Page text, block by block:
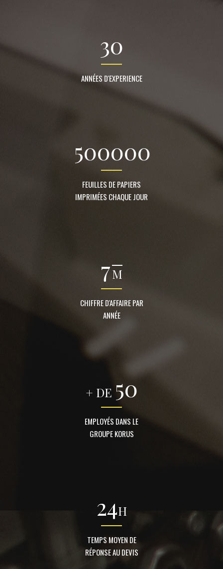
30
ANNÉES D'EXPERIENCE
500000
FEUILLES DE PAPIERS
IMPRIMÉES CHAQUE JOUR
7M
CHIFFRE D'AFFAIRE PAR
ANNÉE
+ DE 50
EMPLOYÉS DANS LE
GROUPE KORUS
24H
TEMPS MOYEN DE
RÉPONSE AU DEVIS